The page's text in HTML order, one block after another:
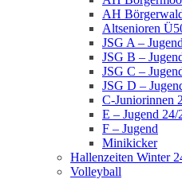
AH
Altsenioren
JSG A –
JSG B –
JSG C –
JSG D –
C-Juniorinnen
E – Jugend 24/
F – Jugend
Minikicker
Hallenzeiten Winter
Volleyball